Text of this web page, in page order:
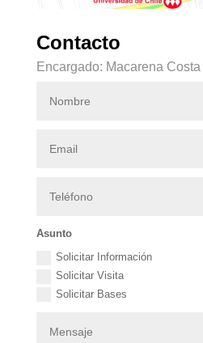
Contacto
Encargado: Macarena Costa
Asunto
Solicitar Información
Solicitar Visita
Solicitar Bases